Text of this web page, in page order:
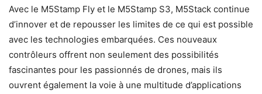
Avec le M5Stamp Fly et le M5Stamp S3, M5Stack continue
d’innover et de repousser les limites de ce qui est possible
avec les technologies embarquées. Ces nouveaux
contrôleurs offrent non seulement des possibilités
fascinantes pour les passionnés de drones, mais ils
ouvrent également la voie à une multitude d’applications